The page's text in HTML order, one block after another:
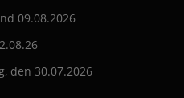
09.08.2026
den 30.07.2026